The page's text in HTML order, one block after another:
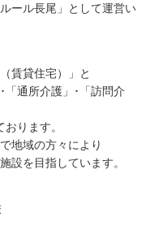
ール長尾」として運営い
賃貸住宅）」と
「通所介護」･「訪問介
ります。
地域の方々により
設を目指しています。